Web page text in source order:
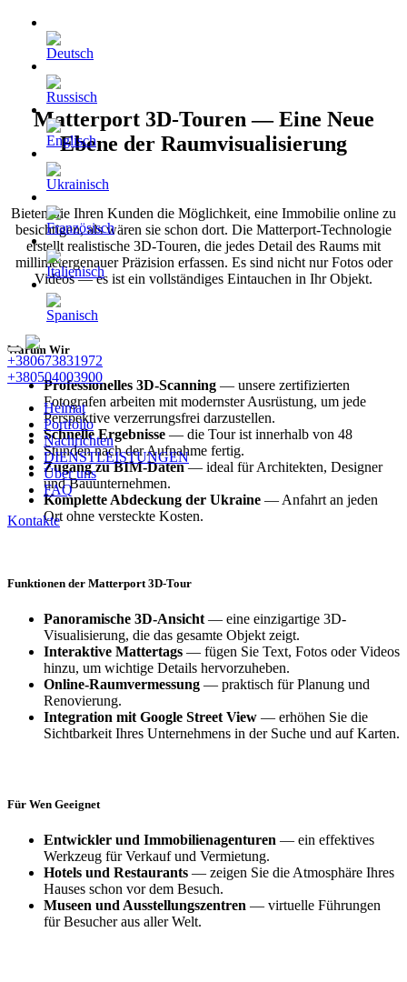
+380673831972
+380504003900
Heimat
Portfolio
Nachrichten
DIENSTLEISTUNGEN
Über uns
FAQ
Kontakte
Matterport 3D-Touren — Eine Neue
Ebene der Raumvisualisierung
Bieten Sie Ihren Kunden die Möglichkeit, eine Immobilie online zu
besichtigen, als wären sie schon dort. Die Matterport-Technologie
erstellt realistische 3D-Touren, die jedes Detail des Raums mit
millimetergenauer Präzision erfassen. Es sind nicht nur Fotos oder
Videos — es ist ein vollständiges Eintauchen in Ihr Objekt.
Warum Wir
Professionelles 3D-Scanning — unsere zertifizierten
Fotografen arbeiten mit modernster Ausrüstung, um jede
Perspektive verzerrungsfrei darzustellen.
Schnelle Ergebnisse — die Tour ist innerhalb von 48
Stunden nach der Aufnahme fertig.
Zugang zu BIM-Daten— ideal für Architekten, Designer
und Bauunternehmen.
Komplette Abdeckung der Ukraine — Anfahrt an jeden
Ort ohne versteckte Kosten.
Funktionen der Matterport 3D-Tour
Panoramische 3D-Ansicht — eine einzigartige 3D-
Visualisierung, die das gesamte Objekt zeigt.
Interaktive Mattertags — fügen Sie Text, Fotos oder Videos
hinzu, um wichtige Details hervorzuheben.
Online-Raumvermessung — praktisch für Planung und
Renovierung.
Integration mit Google Street View — erhöhen Sie die
Sichtbarkeit Ihres Unternehmens in der Suche und auf Karten.
Für Wen Geeignet
Entwickler und Immobilienagenturen — ein effektives
Werkzeug für Verkauf und Vermietung.
Hotels und Restaurants — zeigen Sie die Atmosphäre Ihres
Hauses schon vor dem Besuch.
Museen und Ausstellungszentren — virtuelle Führungen
für Besucher aus aller Welt.